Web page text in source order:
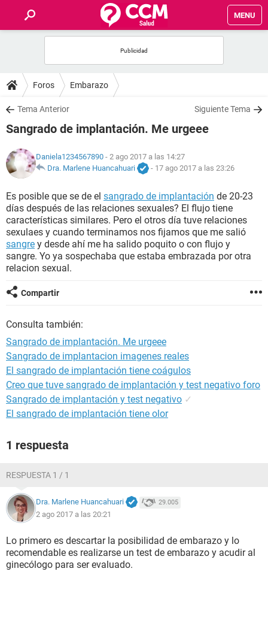
MENU
FOROS
SALUD
FAMILIA
NUTRICIÓN
BIENESTAR
SEXUALIDAD
GLOSARIO
Foros Embarazo
Tema Anterior Siguiente Tema
Sangrado de implantación. Me urgeee
Daniela1234567890 - 2 ago 2017 a las 14:27
Dra. Marlene Huancahuari
- 17 ago 2017 a las 23:26
Es posible que se de el sangrado de implantación de 20-23
días después de las relaciones sexuales? El flujo tiene
características similares. Pero el otros día tuve relaciones
sexulaes y cuando terminamos nos fijamos que me salió
sangre y desde ahí me ha salido poquito o con flujo y
sangre. Yo ya sospechaba que estaba embrazada por otra
relacion sexual.
Compartir
Consulta también:
Sangrado de implantación. Me urgeee
Sangrado de implantacion imagenes reales
El sangrado de implantación tiene coágulos
Creo que tuve sangrado de implantación y test negativo foro
Sangrado de implantación y test negativo ✓
El sangrado de implantación tiene olor
1 respuesta
RESPUESTA 1 / 1
Dra. Marlene Huancahuari 29.005
2 ago 2017 a las 20:21
Lo primero es descartar la posibilidad de embarazo y lo
recomendable es realizarse un test de embarazo y acudir al
ginecólogo para ser evaluado.